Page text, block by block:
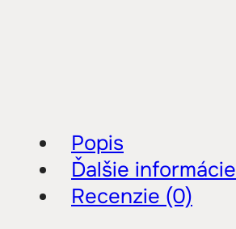
Popis
Ďalšie informácie
Recenzie (0)